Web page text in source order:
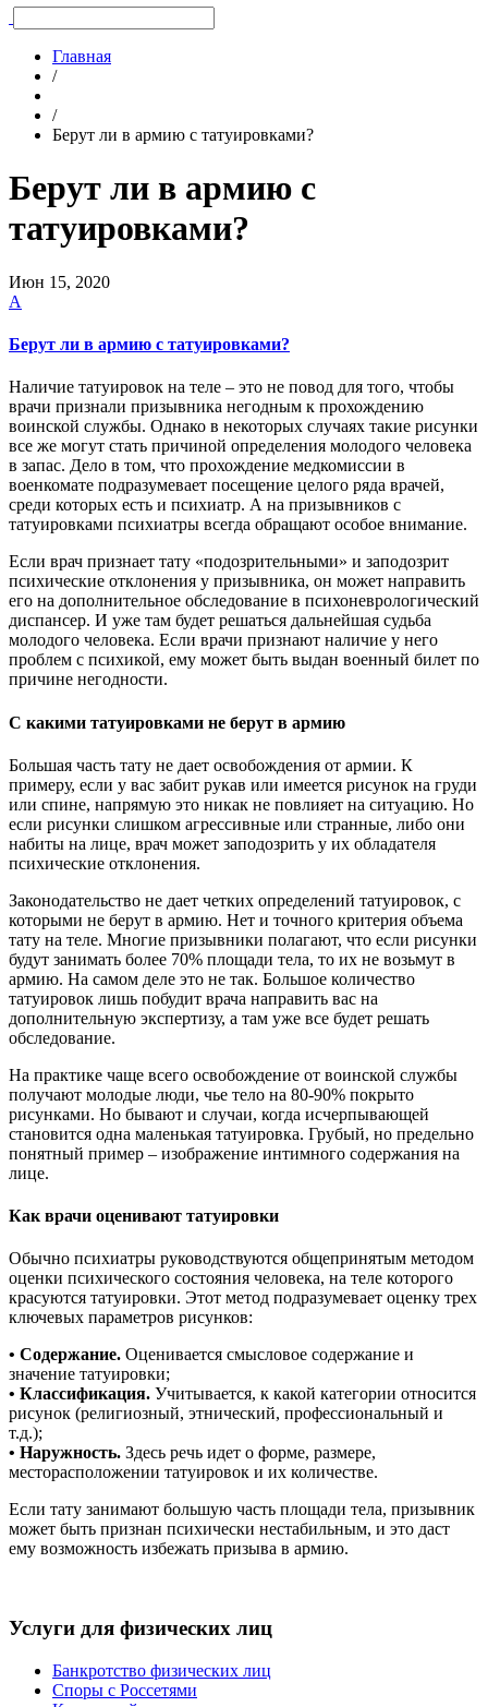
Главная
/
/
Берут ли в армию с татуировками?
Берут ли в армию с
татуировками?
Июн 15, 2020
A
Берут ли в армию с татуировками?
Наличие татуировок на теле – это не повод для того, чтобы
врачи признали призывника негодным к прохождению
воинской службы. Однако в некоторых случаях такие рисунки
все же могут стать причиной определения молодого человека
в запас. Дело в том, что прохождение медкомиссии в
военкомате подразумевает посещение целого ряда врачей,
среди которых есть и психиатр. А на призывников с
татуировками психиатры всегда обращают особое внимание.
Если врач признает тату «подозрительными» и заподозрит
психические отклонения у призывника, он может направить
его на дополнительное обследование в психоневрологический
диспансер. И уже там будет решаться дальнейшая судьба
молодого человека. Если врачи признают наличие у него
проблем с психикой, ему может быть выдан военный билет по
причине негодности.
С какими татуировками не берут в армию
Большая часть тату не дает освобождения от армии. К
примеру, если у вас забит рукав или имеется рисунок на груди
или спине, напрямую это никак не повлияет на ситуацию. Но
если рисунки слишком агрессивные или странные, либо они
набиты на лице, врач может заподозрить у их обладателя
психические отклонения.
Законодательство не дает четких определений татуировок, с
которыми не берут в армию. Нет и точного критерия объема
тату на теле. Многие призывники полагают, что если рисунки
будут занимать более 70% площади тела, то их не возьмут в
армию. На самом деле это не так. Большое количество
татуировок лишь побудит врача направить вас на
дополнительную экспертизу, а там уже все будет решать
обследование.
На практике чаще всего освобождение от воинской службы
получают молодые люди, чье тело на 80-90% покрыто
рисунками. Но бывают и случаи, когда исчерпывающей
становится одна маленькая татуировка. Грубый, но предельно
понятный пример – изображение интимного содержания на
лице.
Как врачи оценивают татуировки
Обычно психиатры руководствуются общепринятым методом
оценки психического состояния человека, на теле которого
красуются татуировки. Этот метод подразумевает оценку трех
ключевых параметров рисунков:
• Содержание. Оценивается смысловое содержание и
значение татуировки;
• Классификация. Учитывается, к какой категории относится
рисунок (религиозный, этнический, профессиональный и
т.д.);
• Наружность. Здесь речь идет о форме, размере,
месторасположении татуировок и их количестве.
Если тату занимают большую часть площади тела, призывник
может быть признан психически нестабильным, и это даст
ему возможность избежать призыва в армию.
Услуги для физических лиц
Банкротство физических лиц
Споры с Россетями